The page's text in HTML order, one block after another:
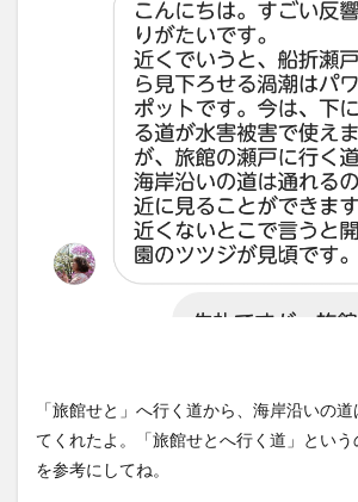
「旅館せと」へ行く道から、海岸沿いの
てくれたよ。「旅館せとへ行く道」とい
を参考にしてね。